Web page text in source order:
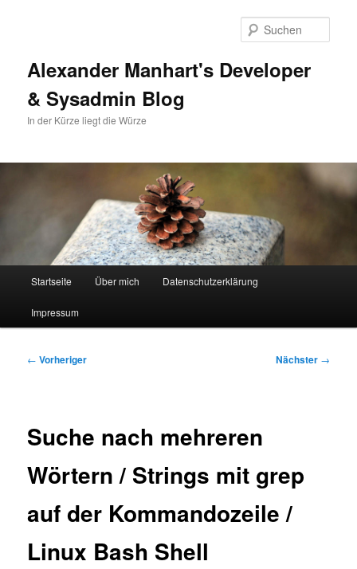
Alexander Manhart's Developer
& Sysadmin Blog
In der Kürze liegt die Würze
Startseite Über mich Datenschutzerklärung
Impressum
Beitragsnavigation
← Vorheriger Nächster →
Suche nach mehreren
Wörtern / Strings mit grep
auf der Kommandozeile /
Linux Bash Shell